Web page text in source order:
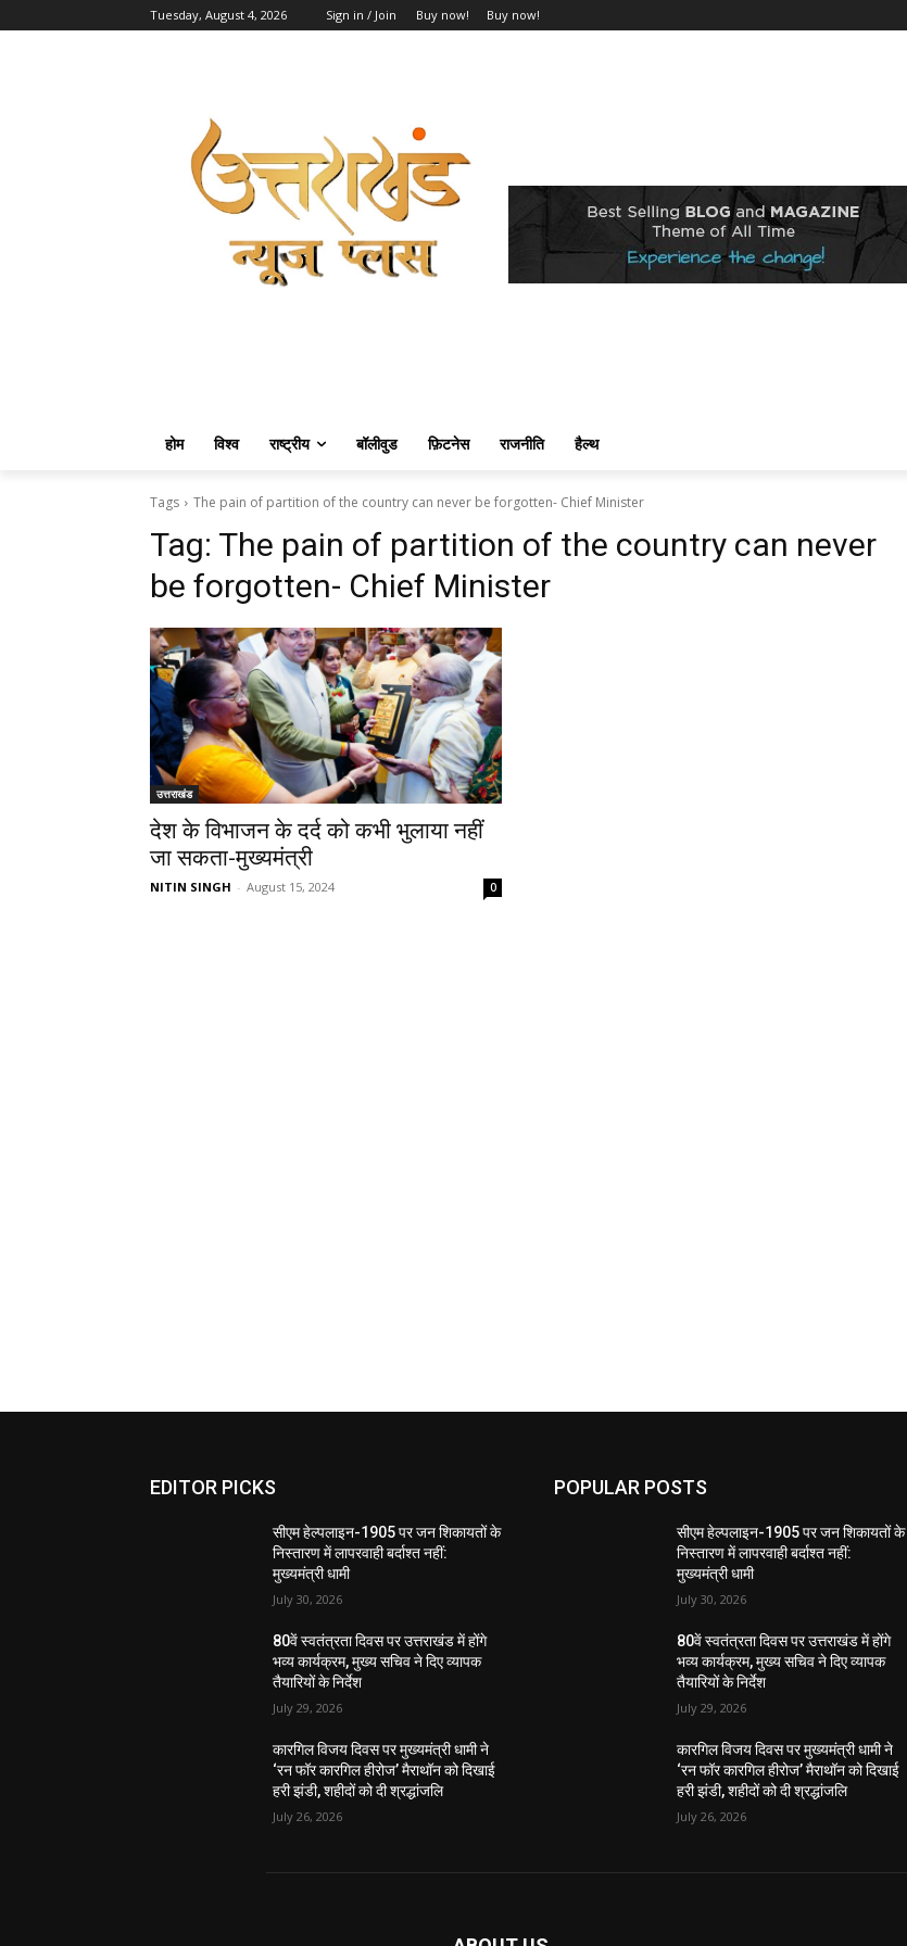
Tuesday, August 4, 2026 Sign in / Join Buy now! Buy now!
होम विश्व राष्ट्रीय बॉलीवुड फ़िटनेस राजनीति हैल्थ
Tags The pain of partition of the country can never be forgotten- Chief Minister
Tag: The pain of partition of the country can never
be forgotten- Chief Minister
उत्तराखंड
देश के विभाजन के दर्द को कभी भुलाया नहीं
जा सकता-मुख्यमंत्री
NITIN SINGH - August 15, 2024 0
EDITOR PICKS
सीएम हेल्पलाइन-1905 पर जन शिकायतों के
निस्तारण में लापरवाही बर्दाश्त नहीं:
मुख्यमंत्री धामी
July 30, 2026
80वें स्वतंत्रता दिवस पर उत्तराखंड में होंगे
भव्य कार्यक्रम, मुख्य सचिव ने दिए व्यापक
तैयारियों के निर्देश
July 29, 2026
कारगिल विजय दिवस पर मुख्यमंत्री धामी ने
‘रन फॉर कारगिल हीरोज’ मैराथॉन को दिखाई
हरी झंडी, शहीदों को दी श्रद्धांजलि
July 26, 2026
POPULAR POSTS
सीएम हेल्पलाइन-1905 पर जन शिकायतों के
निस्तारण में लापरवाही बर्दाश्त नहीं:
मुख्यमंत्री धामी
July 30, 2026
80वें स्वतंत्रता दिवस पर उत्तराखंड में होंगे
भव्य कार्यक्रम, मुख्य सचिव ने दिए व्यापक
तैयारियों के निर्देश
July 29, 2026
कारगिल विजय दिवस पर मुख्यमंत्री धामी ने
‘रन फॉर कारगिल हीरोज’ मैराथॉन को दिखाई
हरी झंडी, शहीदों को दी श्रद्धांजलि
July 26, 2026